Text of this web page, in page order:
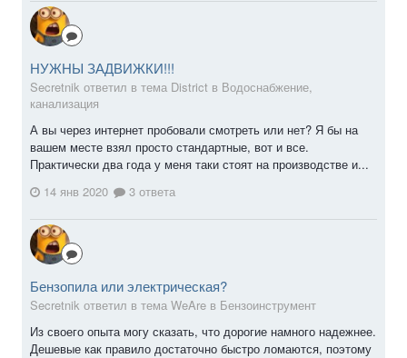
НУЖНЫ ЗАДВИЖКИ!!!
Secretnik ответил в тема District в Водоснабжение,
канализация
А вы через интернет пробовали смотреть или нет? Я бы на
вашем месте взял просто стандартные, вот и все.
Практически два года у меня таки стоят на производстве и...
14 янв 2020
3 ответа
Бензопила или электрическая?
Secretnik ответил в тема WeAre в Бензоинструмент
Из своего опыта могу сказать, что дорогие намного надежнее.
Дешевые как правило достаточно быстро ломаются, поэтому